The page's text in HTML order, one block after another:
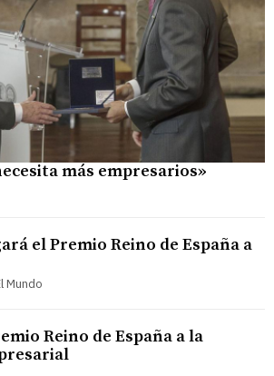
más empresarios»
el Premio Reino de España a
Mundo
Reino de España a la